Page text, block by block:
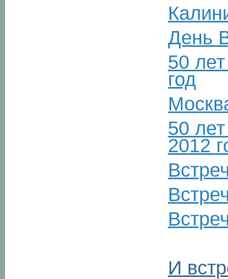
День
50
год
50
2012
И